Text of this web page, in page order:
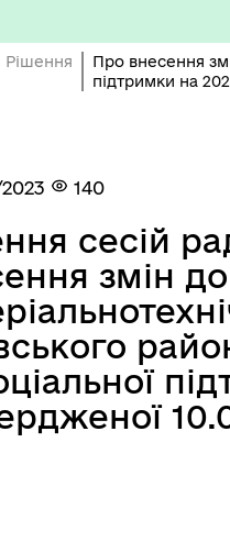
Рішення
Про внесення
підтримки на
140
сесій
змін